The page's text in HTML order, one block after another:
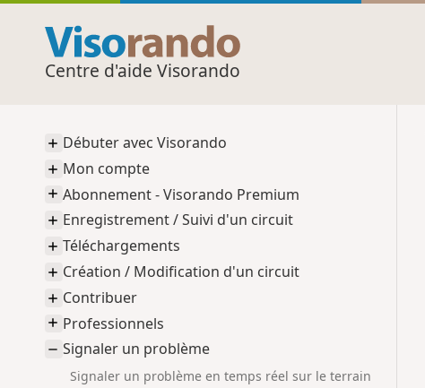
Centre d'aide Visorando
Débuter avec Visorando
Mon compte
Abonnement - Visorando Premium
Enregistrement / Suivi d'un circuit
Téléchargements
Création / Modification d'un circuit
Contribuer
Professionnels
Signaler un problème
Signaler un problème en temps réel sur le terrain